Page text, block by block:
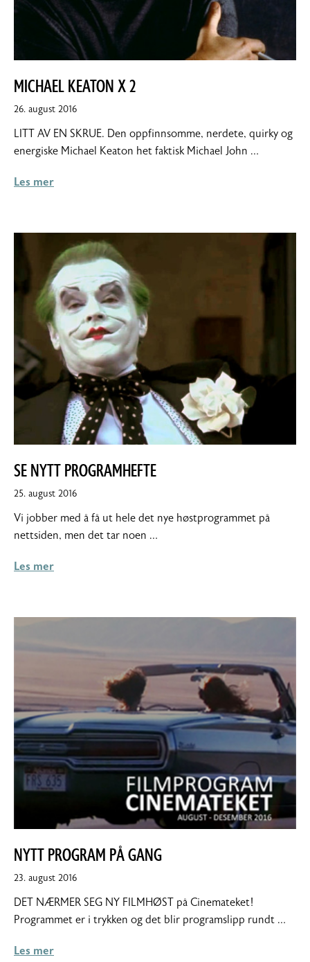
MICHAEL KEATON X 2
26. august 201610.
2016
LITT AV EN SKRUE. Den oppfinnsomme, nerdete, quirky og
energiske Michael Keaton het faktisk Michael John …
Les mer
SE NYTT PROGRAMHEFTE
25. august 201626.
2016
Vi jobber med å få ut hele det nye høstprogrammet på
nettsiden, men det tar noen …
Les mer
NYTT PROGRAM PÅ GANG
23. august 201623.
2016
DET NÆRMER SEG NY FILMHØST på Cinemateket!
Programmet er i trykken og det blir programslipp rundt …
Les mer